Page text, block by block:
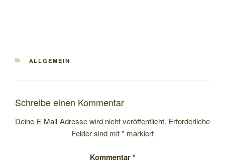
KATEGORIEN
ALLGEMEIN
Schreibe einen Kommentar
Deine E-Mail-Adresse wird nicht veröffentlicht. Erforderliche
Felder sind mit* markiert
Kommentar*